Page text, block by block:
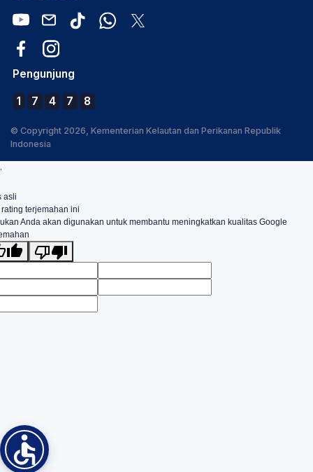
Pengunjung
1 7 4 7 8
© Copyright 2026, Kementerian Kelautan dan Perikanan Republik
Indonesia
.
asli
terjemahan ini
Anda akan digunakan untuk membantu meningkatkan kualitas Google